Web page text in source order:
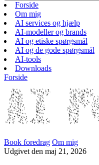
Forside
Om mig
AI services og hjælp
AI-modeller og brands
AI og etiske spørgsmål
AI og de gode spørgsmål
AI-tools
Downloads
Forside
Book foredrag Om mig
Udgivet den maj 21, 2026